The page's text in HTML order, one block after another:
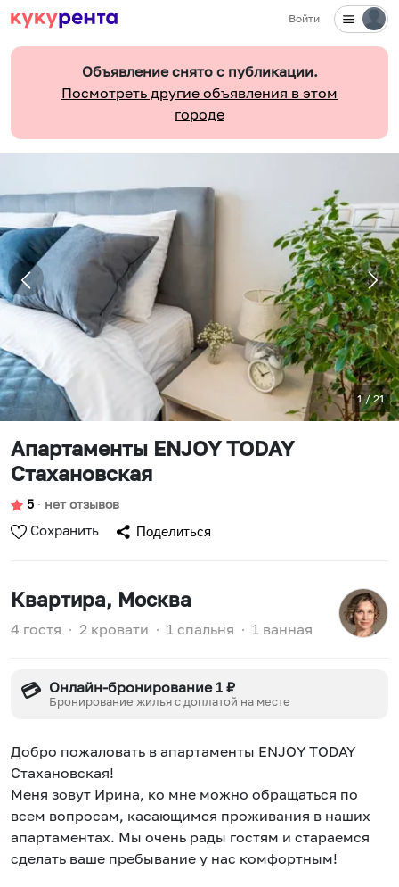
Войти
Объявление снято с публикации.
Посмотреть другие объявления в этом
городе
1/21
Апартаменты ENJOY TODAY
Стахановская
5 ∙ нет отзывов
Сохранить Поделиться
Квартира, Москва
4 гостя ∙ 2 кровати ∙ 1 спальня ∙ 1 ванная
💳 Онлайн-бронирование 1 ₽
Бронирование жилья с доплатой на месте
Добро пожаловать в апартаменты ENJOY TODAY
Стахановская!
Меня зовут Ирина, ко мне можно обращаться по
всем вопросам, касающимся проживания в наших
апартаментах. Мы очень рады гостям и стараемся
сделать ваше пребывание у нас комфортным!